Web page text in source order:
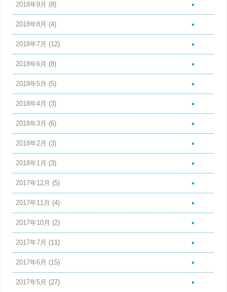
2018年9月 (8)
2018年8月 (4)
2018年7月 (12)
2018年6月 (8)
2018年5月 (5)
2018年4月 (3)
2018年3月 (6)
2018年2月 (3)
2018年1月 (3)
2017年12月 (5)
2017年11月 (4)
2017年10月 (2)
2017年7月 (11)
2017年6月 (15)
2017年5月 (27)